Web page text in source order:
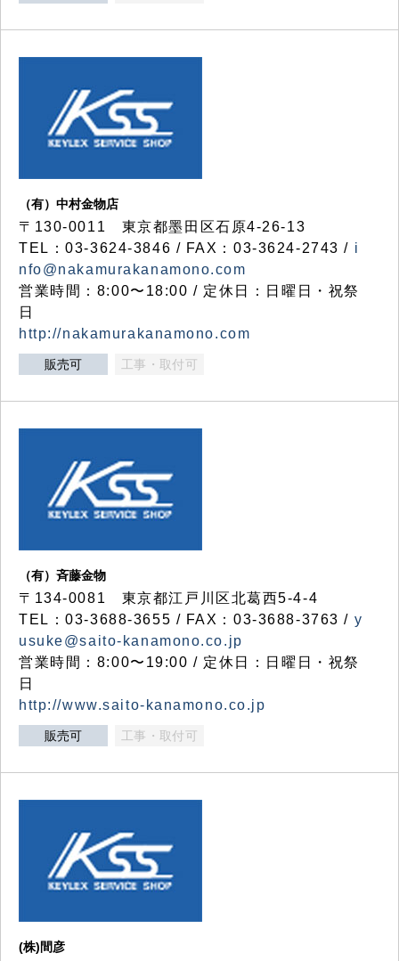
（有）中村金物店
〒130-0011 東京都墨田区石原4-26-13
TEL：03-3624-3846 / FAX：03-3624-2743 / i
nfo@nakamurakanamono.com
営業時間：8:00〜18:00 / 定休日：日曜日・祝祭
日
http://nakamurakanamono.com
販売可 工事・取付可
（有）斉藤金物
〒134-0081 東京都江戸川区北葛西5-4-4
TEL：03-3688-3655 / FAX：03-3688-3763 / y
usuke@saito-kanamono.co.jp
営業時間：8:00〜19:00 / 定休日：日曜日・祝祭
日
http://www.saito-kanamono.co.jp
販売可 工事・取付可
(株)間彦